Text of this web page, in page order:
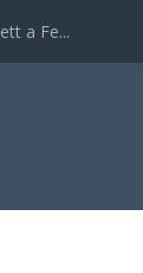
a Fe...